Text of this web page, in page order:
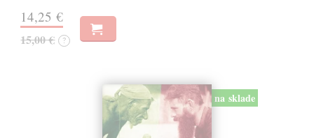
14,25 €
15,00 € ?
na sklade